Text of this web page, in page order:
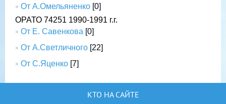
От А.Омельяненко [0]
ОРАТО 74251 1990-1991 г.г.
От Е. Савенкова [0]
От А.Светличного [22]
От С.Яценко [7]
КТО НА САЙТЕ